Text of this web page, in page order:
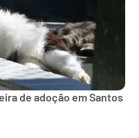
de adoção em Santos